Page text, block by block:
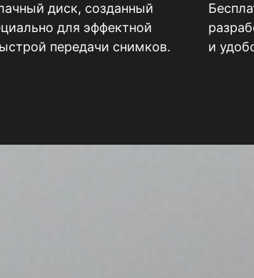
диск, созданный
для эффектной
передачи снимков.
и